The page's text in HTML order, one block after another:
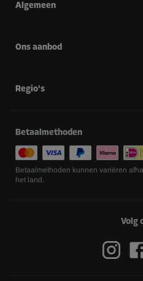
Algemeen
Ons aanbod
Regio's
Betaalmethoden
Betaalmethoden kunnen variëren
het land.
Volg